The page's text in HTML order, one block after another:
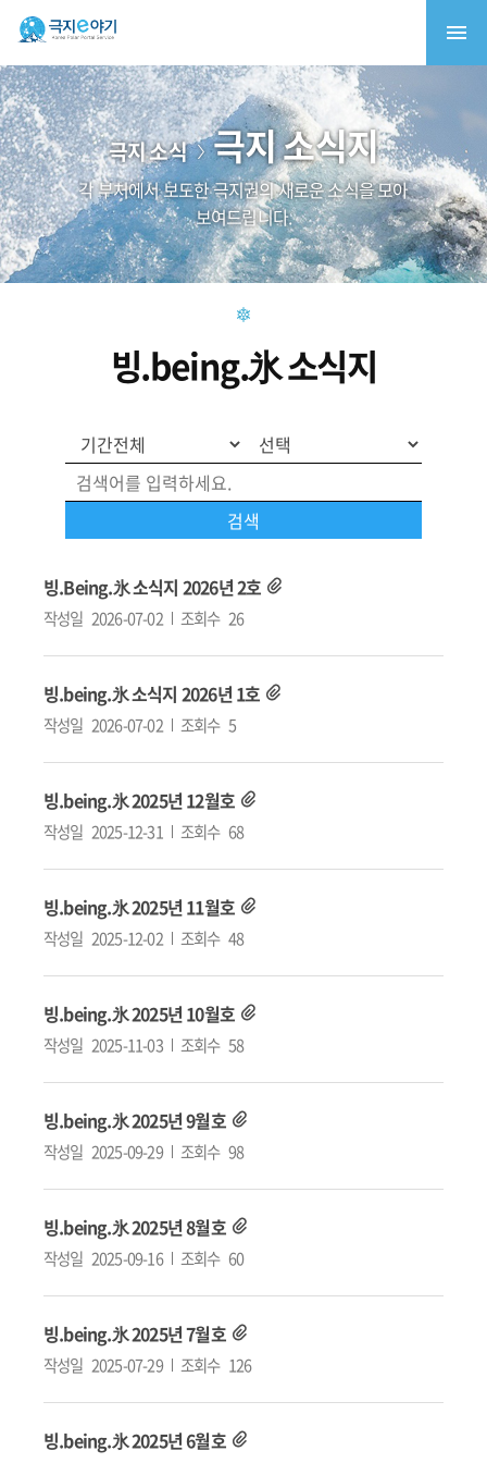
극지 소식 극지 소식지
각 부처에서 보도한 극지권의 새로운 소식을 모아
보여드립니다.
빙.being.氷 소식지
빙.Being.氷 소식지 2026년 2호
작성일 2026-07-02 조회수 26
빙.being.氷 소식지 2026년 1호
작성일 2026-07-02 조회수 5
빙.being.氷 2025년 12월호
작성일 2025-12-31 조회수 68
빙.being.氷 2025년 11월호
작성일 2025-12-02 조회수 48
빙.being.氷 2025년 10월호
작성일 2025-11-03 조회수 58
빙.being.氷 2025년 9월호
작성일 2025-09-29 조회수 98
빙.being.氷 2025년 8월호
작성일 2025-09-16 조회수 60
빙.being.氷 2025년 7월호
작성일 2025-07-29 조회수 126
빙.being.氷 2025년 6월호